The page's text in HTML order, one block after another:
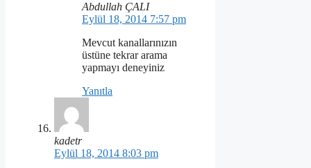
Abdullah ÇALI
Eylül 18, 2014 7:57 pm
Mevcut kanallarınızın
üstüne tekrar arama
yapmayı deneyiniz
Yanıtla
kadetr
Eylül 18, 2014 8:03 pm